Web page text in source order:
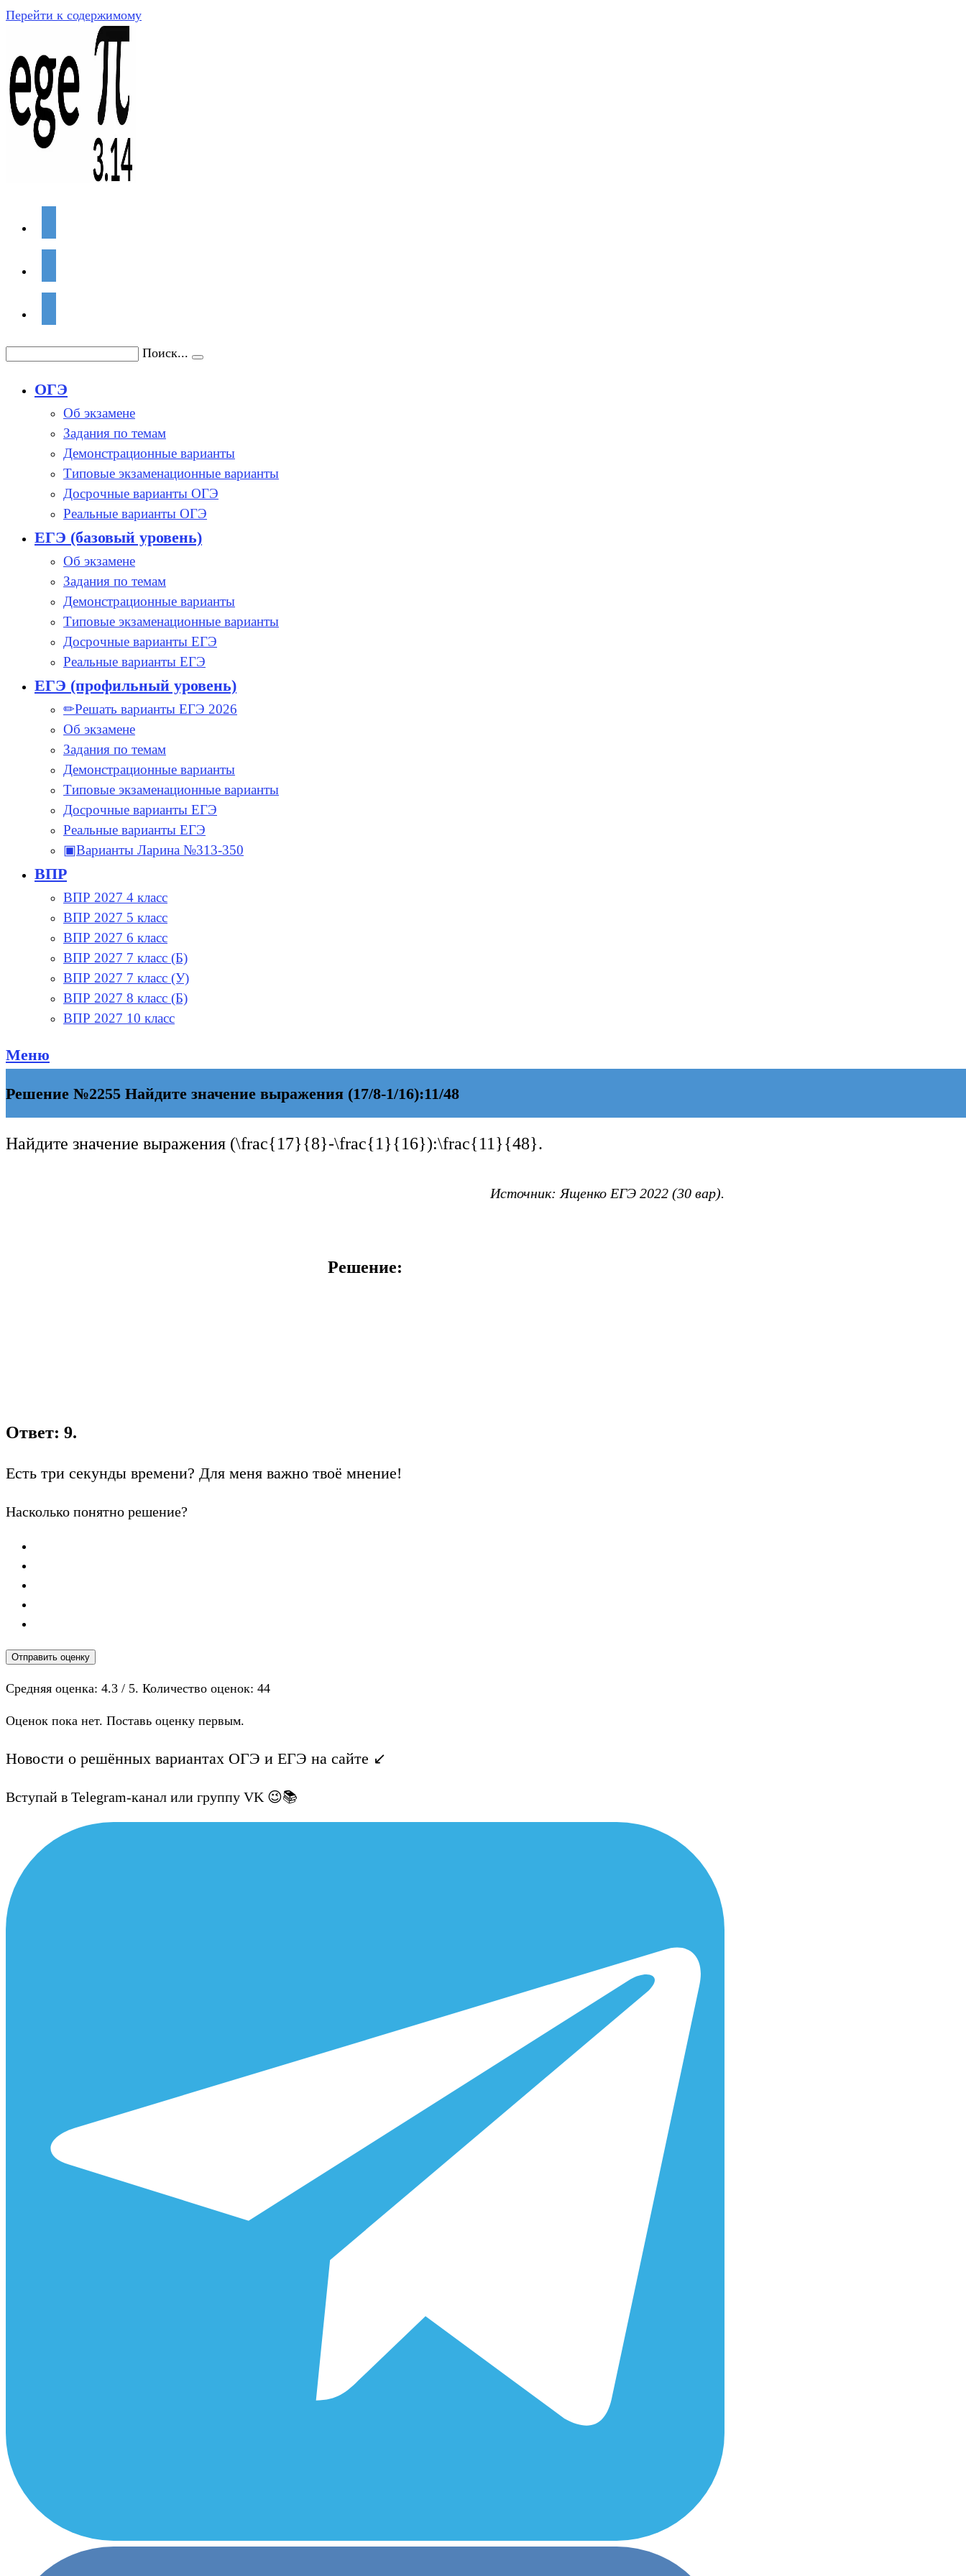
Перейти к содержимому
Поиск...
ОГЭ
Об экзамене
Задания по темам
Демонстрационные варианты
Типовые экзаменационные варианты
Досрочные варианты ОГЭ
Реальные варианты ОГЭ
ЕГЭ (базовый уровень)
Об экзамене
Задания по темам
Демонстрационные варианты
Типовые экзаменационные варианты
Досрочные варианты ЕГЭ
Реальные варианты ЕГЭ
ЕГЭ (профильный уровень)
✏Решать варианты ЕГЭ 2026
Об экзамене
Задания по темам
Демонстрационные варианты
Типовые экзаменационные варианты
Досрочные варианты ЕГЭ
Реальные варианты ЕГЭ
▣Варианты Ларина №313-350
ВПР
ВПР 2027 4 класс
ВПР 2027 5 класс
ВПР 2027 6 класс
ВПР 2027 7 класс (Б)
ВПР 2027 7 класс (У)
ВПР 2027 8 класс (Б)
ВПР 2027 10 класс
Меню
Решение №2255 Найдите значение выражения (17/8-1/16):11/48
Найдите значение выражения (\frac{17}{8}-\frac{1}{16}):\frac{11}{48}.
Источник:ЯщенкоЕГЭ 2022 (30 вар).
Решение:
Ответ: 9.
Есть три секунды времени? Для меня важно твоё мнение!
Насколько понятно решение?
Отправить оценку
Средняя оценка: 4.3 / 5. Количество оценок: 44
Оценок пока нет. Поставь оценку первым.
Новости о решённых вариантах ОГЭ и ЕГЭ на сайте ↙️
Вступай в Telegram-канал или группу VK 😉📚